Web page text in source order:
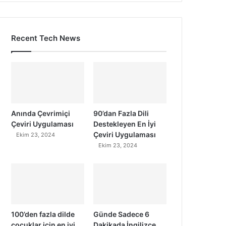
Recent Tech News
Anında Çevrimiçi
Çeviri Uygulaması
Ekim 23, 2024
90’dan Fazla Dili
Destekleyen En İyi
Çeviri Uygulaması
Ekim 23, 2024
100’den fazla dilde
Günde Sadece 6